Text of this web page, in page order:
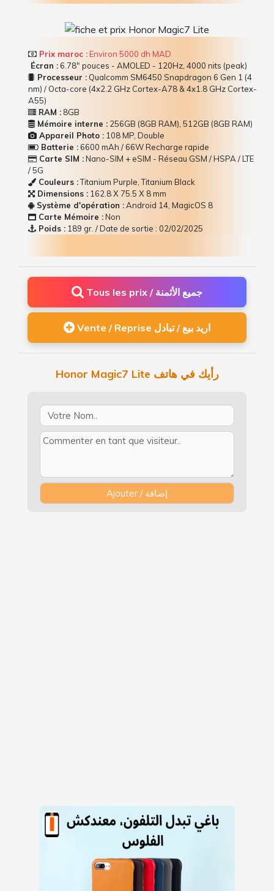
Prix maroc :Environ 5000 dh MAD
Écran :6.78" pouces - AMOLED - 120Hz, 4000 nits (peak)
Processeur : Qualcomm SM6450 Snapdragon 6 Gen 1 (4
nm) / Octa-core (4x2.2 GHz Cortex-A78 & 4x1.8 GHz Cortex-
A55)
RAM : 8GB
Mémoire interne : 256GB (8GB RAM), 512GB (8GB RAM)
Appareil Photo : 108 MP, Double
Batterie :6600 mAh / 66W Recharge rapide
Carte SIM :Nano-SIM + eSIM - Réseau GSM / HSPA / LTE
/ 5G
Couleurs :Titanium Purple, Titanium Black
Dimensions : 162.8 Х 75.5 Х 8 mm
Système d'opération :Android 14, MagicOS 8
Carte Mémoire :Non
Poids : 189 gr. / Date de sortie : 02/02/2025
Tous les prix / جميع الأثمنة
Vente / Reprise اريد بيع / تبادل
Honor Magic7 Lite رأيك في هاتف